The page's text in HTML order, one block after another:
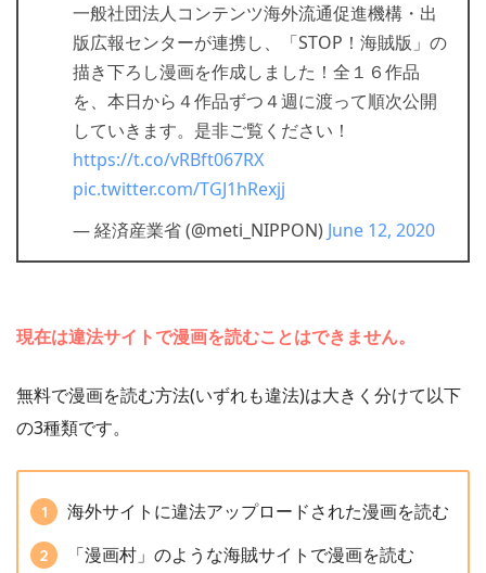
一般社団法人コンテンツ海外流通促進機構・出
版広報センターが連携し、「STOP！海賊版」の
描き下ろし漫画を作成しました！全１６作品
を、本日から４作品ずつ４週に渡って順次公開
していきます。是非ご覧ください！
https://t.co/vRBft067RX
pic.twitter.com/TGJ1hRexjj
— 経済産業省 (@meti_NIPPON) June 12, 2020
現在は違法サイトで漫画を読むことはできません。
無料で漫画を読む方法(いずれも違法)は大きく分けて以下
の3種類です。
海外サイトに違法アップロードされた漫画を読む
「漫画村」のような海賊サイトで漫画を読む